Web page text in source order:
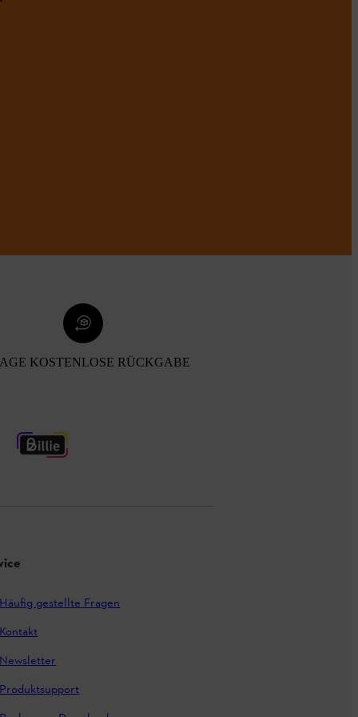
KOSTENLOSE RÜCKGABE
Häufig gestellte Fragen
Kontakt
Newsletter
Produktsupport